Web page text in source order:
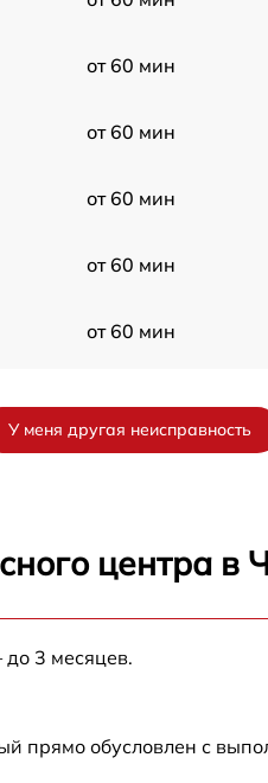
от 60 мин
от 60 мин
от 60 мин
от 60 мин
от 60 мин
от 60 мин
У меня другая неисправность
центра в
3 месяцев.
прямо обусловлен с